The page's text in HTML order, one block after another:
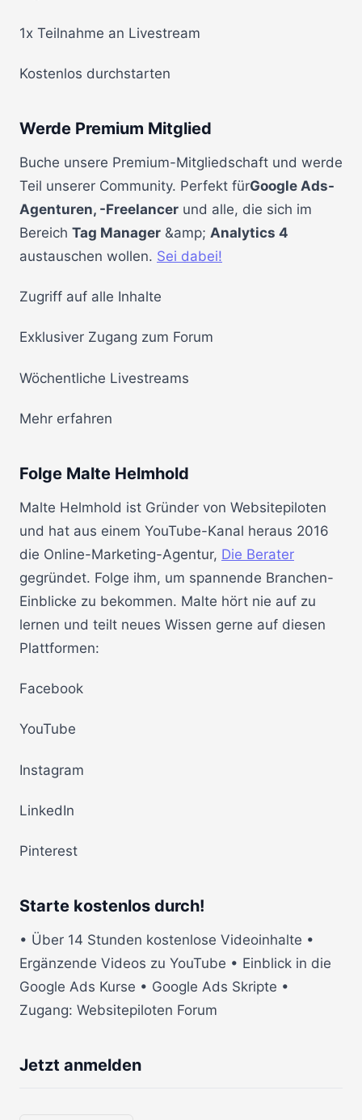
1x Teilnahme an Livestream
Kostenlos durchstarten
Werde Premium Mitglied
Buche unsere Premium-Mitgliedschaft und werde
Teil unserer Community. Perfekt fürGoogle Ads-
Agenturen, -Freelancer und alle, die sich im
Bereich Tag Manager &amp; Analytics 4
austauschen wollen. Sei dabei!
Zugriff auf alle Inhalte
Exklusiver Zugang zum Forum
Wöchentliche Livestreams
Mehr erfahren
Folge Malte Helmhold
Malte Helmhold ist Gründer von Websitepiloten
und hat aus einem YouTube-Kanal heraus 2016
die Online-Marketing-Agentur, Die Berater
gegründet. Folge ihm, um spannende Branchen-
Einblicke zu bekommen. Malte hört nie auf zu
lernen und teilt neues Wissen gerne auf diesen
Plattformen:
Facebook
YouTube
Instagram
LinkedIn
Pinterest
Starte kostenlos durch!
• Über 14 Stunden kostenlose Videoinhalte •
Ergänzende Videos zu YouTube • Einblick in die
Google Ads Kurse • Google Ads Skripte •
Zugang: Websitepiloten Forum
Jetzt anmelden